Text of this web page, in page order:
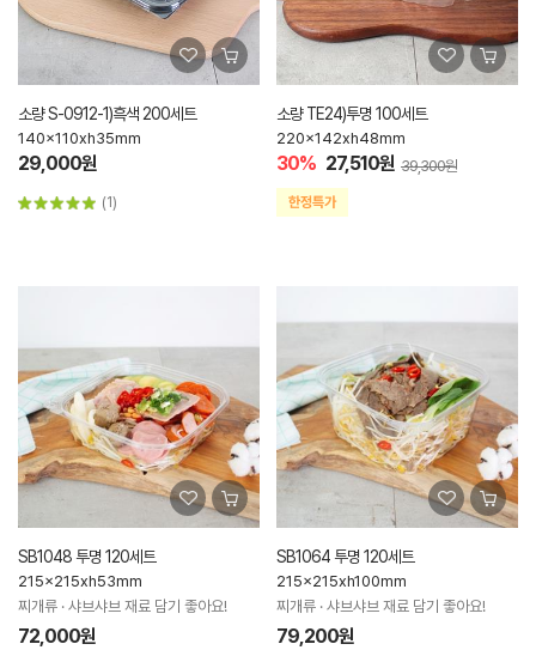
소량 S-0912-1)흑색 200세트
140x110xh35mm
29,000원
(1)
소량 TE24)투명 100세트
220x142xh48mm
30% 27,510원 39,300원
SB1048 투명 120세트
215x215xh53mm
찌개류 · 샤브샤브 재료 담기 좋아요!
72,000원
SB1064 투명 120세트
215x215xh100mm
찌개류 · 샤브샤브 재료 담기 좋아요!
79,200원